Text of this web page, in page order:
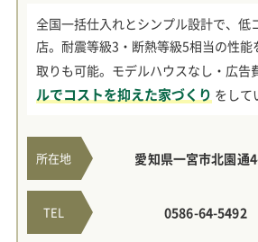
全国一括仕入れとシンプル設計で、低
店。耐震等級3・断熱等級5相当の性能
取りも可能。モデルハウスなし・広告
ルでコストを抑えた家づくり をして
所在地 愛知県一宮市北園通
TEL 0586-64-5492